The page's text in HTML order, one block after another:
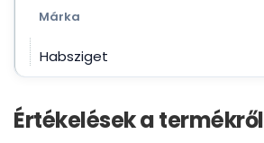
Márka
Habsziget
Értékelések a termékről